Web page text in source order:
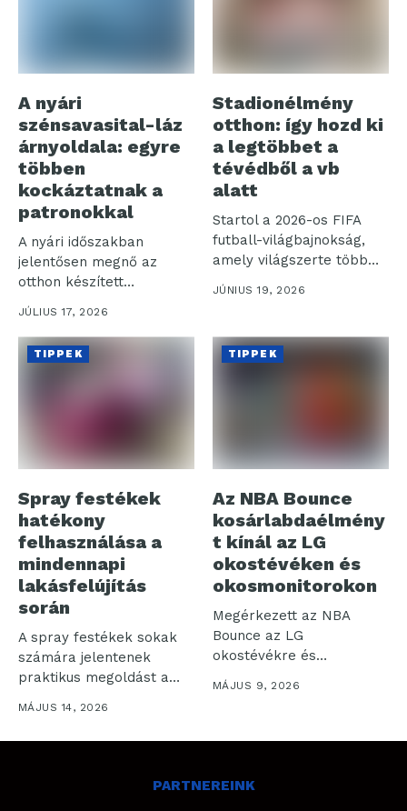
A nyári
szénsavasital-láz
árnyoldala: egyre
többen
kockáztatnak a
patronokkal
A nyári időszakban
jelentősen megnő az
otthon készített
szénsavas italok iránti
JÚLIUS 17, 2026
Stadionélmény
otthon: így hozd ki
a legtöbbet a
tévédből a vb
alatt
Startol a 2026-os FIFA
futball-világbajnokság,
amely világszerte több
milliárd nézőt vonz a...
JÚNIUS 19, 2026
TIPPEK
Spray festékek
hatékony
felhasználása a
mindennapi
lakásfelújítás
során
A spray festékek sokak
számára jelentenek
praktikus megoldást a
lakásfelújítás során. Bár...
MÁJUS 14, 2026
TIPPEK
Az NBA Bounce
kosárlabdaélmény
t kínál az LG
okostévéken és
okosmonitorokon
Megérkezett az NBA
Bounce az LG
okostévékre és
okosmonitorokra: az LG
Electronics...
MÁJUS 9, 2026
PARTNEREINK